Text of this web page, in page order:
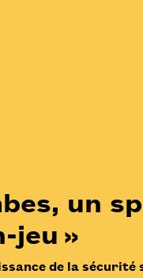
un
jeu »
de la sécurité